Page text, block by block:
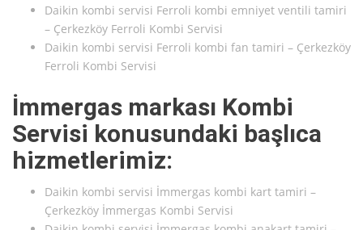
Daikin kombi servisi Ferroli kombi emniyet ventili tamiri
– Çerkezköy Ferroli Kombi Servisi
Daikin kombi servisi Ferroli kombi fan tamiri – Çerkezköy
Ferroli Kombi Servisi
İmmergas markası Kombi
Servisi konusundaki başlıca
hizmetlerimiz:
Daikin kombi servisi İmmergas kombi kart tamiri –
Çerkezköy İmmergas Kombi Servisi